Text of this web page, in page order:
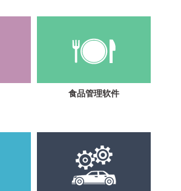
食品管理软件